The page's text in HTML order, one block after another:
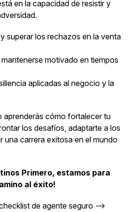
en la capacidad de resistir y
superar los rechazos en la venta
motivado en tiempos
aplicadas al negocio y la
aprenderás cómo fortalecer tu
los desafíos, adaptarte a los
una carrera exitosa en el mundo
Primero, estamos para
al éxito!
de agente seguro —>